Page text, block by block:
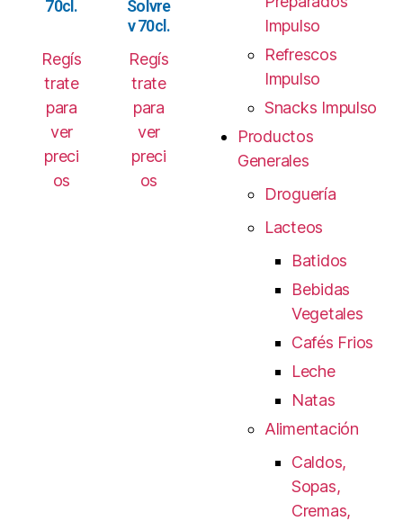
70cl.
Regís
trate
para
ver
preci
os
Solvre
v 70cl.
Regís
trate
para
ver
preci
os
Impulso
Refrescos
Impulso
Snacks Impulso
Productos
Generales
Droguería
Lacteos
Batidos
Bebidas
Vegetales
Cafés Frios
Leche
Natas
Alimentación
Caldos,
Sopas,
Cremas,